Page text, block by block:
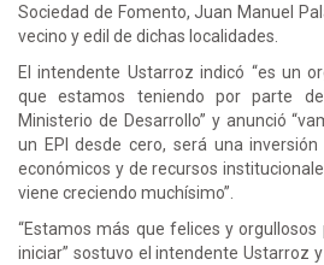
Sociedad de Fomento, Juan Manuel
vecino y edil de dichas localidades.
El intendente Ustarroz indicó “es un
que estamos teniendo por parte
Ministerio de Desarrollo” y anunció
un EPI desde cero, será una
económicos y de recursos
viene creciendo muchísimo”.
“Estamos más que felices y
iniciar” sostuvo el intendente Ustarroz